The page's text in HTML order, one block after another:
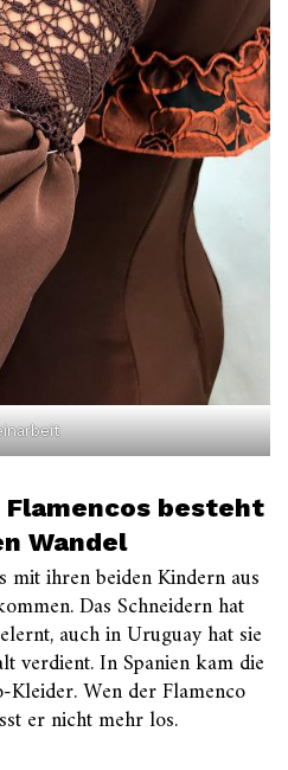
Flamencos besteht
Wandel
mit ihren beiden Kindern aus
Das Schneidern hat
auch in Uruguay hat sie
verdient. In Spanien kam die
Wen der Flamenco
er nicht mehr los.